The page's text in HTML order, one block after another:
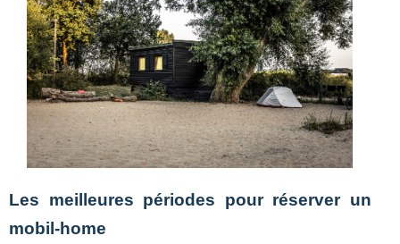
Les meilleures périodes pour réserver un
mobil-home